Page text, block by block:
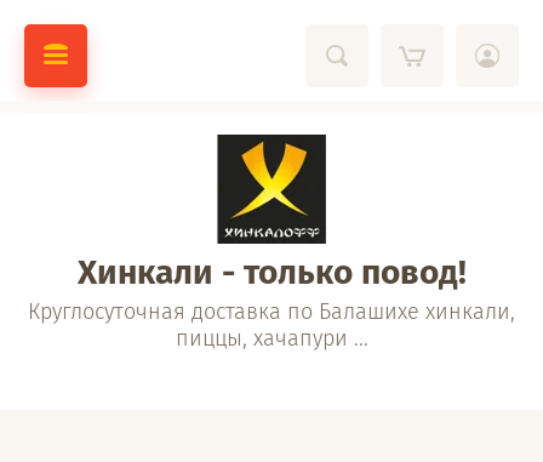
Хинкали - только повод!
Круглосуточная доставка по Балашихе хинкали,
пиццы, хачапури ...